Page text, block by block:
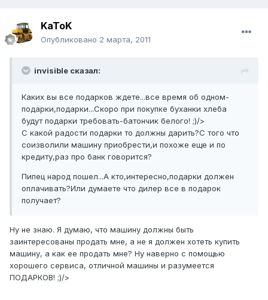
KaToK
Опубликовано 2 марта, 2011
invisible сказал:
Каких вы все подарков ждете...все время об одном-
подарки,подарки...Скоро при покупке буханки хлеба
будут подарки требовать-батончик белого! ;)/>
С какой радости подарки то должны дарить?С того что
соизволили машину приобрести,и похоже еще и по
кредиту,раз про банк говорится?
Пипец народ пошел...А кто,интересно,подарки должен
оплачивать?Или думаете что дилер все в подарок
получает?
Ну не знаю. Я думаю, что машину должны быть
заинтересованы продать мне, а не я должен хотеть купить
машину, а как ее продать мне? Ну наверно с помощью
хорошего сервиса, отличной машины и разумеется
ПОДАРКОВ! ;)/>